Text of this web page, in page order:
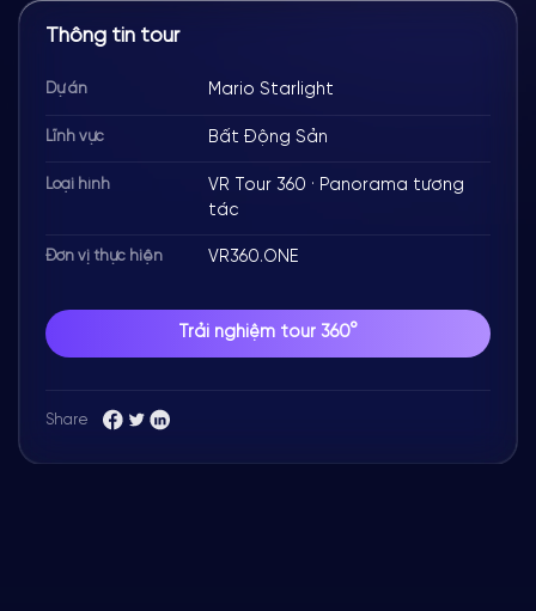
Starlight của Starlight Property — phân lô và phối
cảnh xem trực tiếp.
Thông tin tour
Dự án Mario Starlight
Lĩnh vực Bất Động Sản
Loại hình
VR Tour 360 · Panorama tương
tác
Đơn vị thực hiện VR360.ONE
Trải nghiệm tour 360°
Share